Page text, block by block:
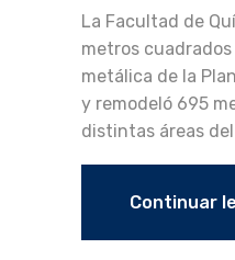
La Facultad de
metros
metálica de la
y remodeló 695
distintas áreas
Continuar